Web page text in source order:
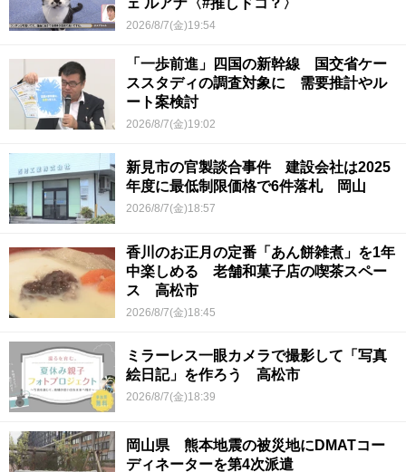
2026/8/7(金)19:54
「一歩前進」四国の新幹線 国交省ケー
ススタディの調査対象に 需要推計やル
ート案検討
2026/8/7(金)19:02
新見市の官製談合事件 建設会社は2025
年度に最低制限価格で6件落札 岡山
2026/8/7(金)18:57
香川のお正月の定番「あん餅雑煮」を1年
中楽しめる 老舗和菓子店の喫茶スペー
ス 高松市
2026/8/7(金)18:45
ミラーレス一眼カメラで撮影して「写真
絵日記」を作ろう 高松市
2026/8/7(金)18:39
岡山県 熊本地震の被災地にDMATコー
ディネーターを第4次派遣